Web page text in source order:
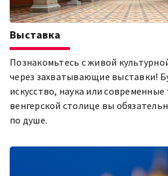
Выставка
Познакомьтесь с живой
через захватывающие выставки!
искусство, наука или
венгерской столице вы
по душе.